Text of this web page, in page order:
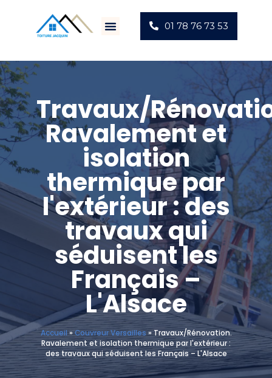
01 78 76 73 53
Travaux/
Ravalement et
isolation
thermique par
l'extérieur : des
travaux qui
séduisent les
Français –
L'Alsace
Accueil»Couvreur Versailles »Travaux/Rénovation.
Ravalement et isolation thermique par l'extérieur :
des travaux qui séduisent les Français – L'Alsace